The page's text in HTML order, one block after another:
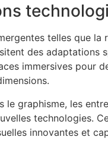
telles que
des adaptations
immersives pour
le graphisme, les
technologies.
innovantes et